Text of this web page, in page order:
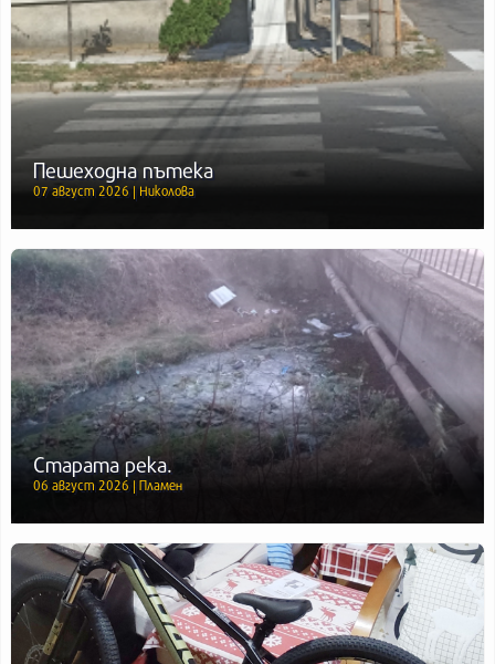
Пешеходна пътека
07 август 2026 | Николова
Старата река.
06 август 2026 | Пламен